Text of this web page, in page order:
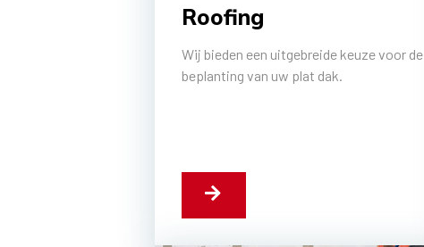
Roofing
Wij bieden een uitgebreide keuze voor de
beplanting van uw plat dak.